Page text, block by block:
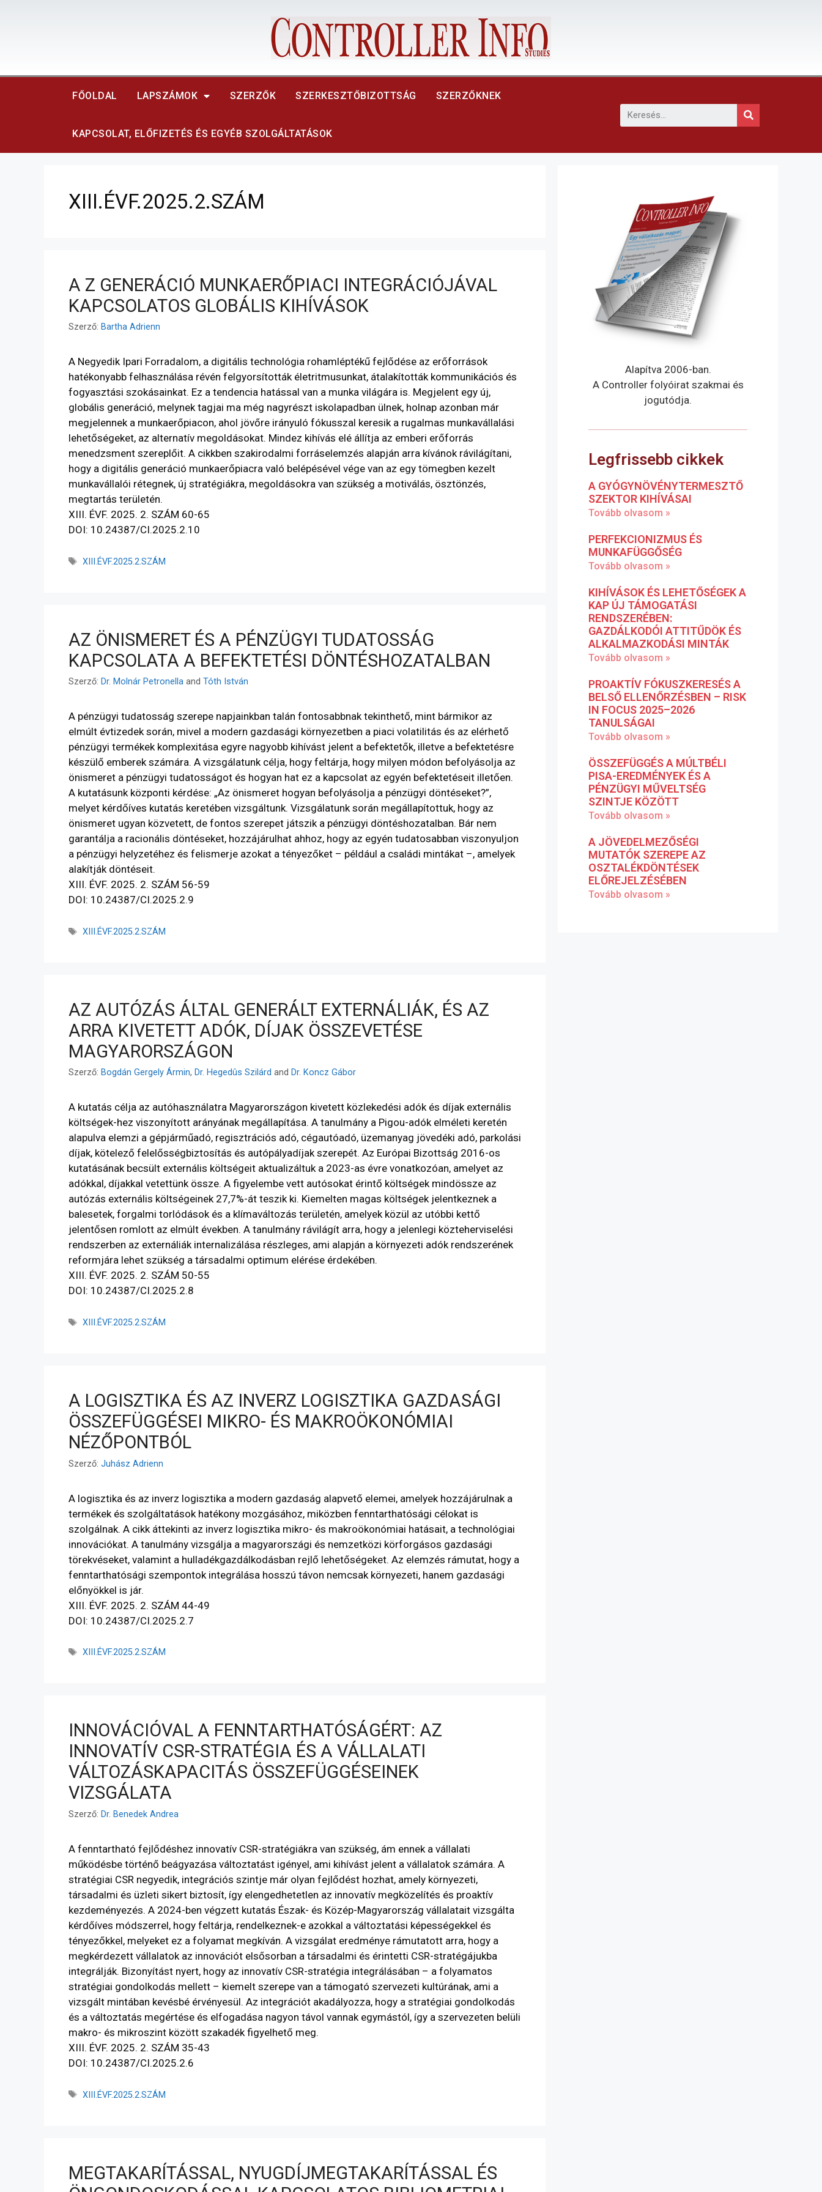
FŐOLDAL LAPSZÁMOK SZERZŐK SZERKESZTŐBIZOTTSÁG SZERZŐKNEK
KAPCSOLAT, ELŐFIZETÉS ÉS EGYÉB SZOLGÁLTATÁSOK
XIII.ÉVF.2025.2.SZÁM
A Z GENERÁCIÓ MUNKAERŐPIACI INTEGRÁCIÓJÁVAL
KAPCSOLATOS GLOBÁLIS KIHÍVÁSOK
Szerző: Bartha Adrienn
A Negyedik Ipari Forradalom, a digitális technológia rohamléptékű fejlődése az erőforrások
hatékonyabb felhasználása révén felgyorsították életritmusunkat, átalakították kommunikációs és
fogyasztási szokásainkat. Ez a tendencia hatással van a munka világára is. Megjelent egy új,
globális generáció, melynek tagjai ma még nagyrészt iskolapadban ülnek, holnap azonban már
megjelennek a munkaerőpiacon, ahol jövőre irányuló fókusszal keresik a rugalmas munkavállalási
lehetőségeket, az alternatív megoldásokat. Mindez kihívás elé állítja az emberi erőforrás
menedzsment szereplőit. A cikkben szakirodalmi forráselemzés alapján arra kívánok rávilágítani,
hogy a digitális generáció munkaerőpiacra való belépésével vége van az egy tömegben kezelt
munkavállalói rétegnek, új stratégiákra, megoldásokra van szükség a motiválás, ösztönzés,
megtartás területén.
XIII. ÉVF. 2025. 2. SZÁM 60-65
DOI: 10.24387/CI.2025.2.10
XIII.ÉVF.2025.2.SZÁM
AZ ÖNISMERET ÉS A PÉNZÜGYI TUDATOSSÁG
KAPCSOLATA A BEFEKTETÉSI DÖNTÉSHOZATALBAN
Szerző: Dr. Molnár Petronella and Tóth István
A pénzügyi tudatosság szerepe napjainkban talán fontosabbnak tekinthető, mint bármikor az
elmúlt évtizedek során, mivel a modern gazdasági környezetben a piaci volatilitás és az elérhető
pénzügyi termékek komplexitása egyre nagyobb kihívást jelent a befektetők, illetve a befektetésre
készülő emberek számára. A vizsgálatunk célja, hogy feltárja, hogy milyen módon befolyásolja az
önismeret a pénzügyi tudatosságot és hogyan hat ez a kapcsolat az egyén befektetéseit illetően.
A kutatásunk központi kérdése: „Az önismeret hogyan befolyásolja a pénzügyi döntéseket?”,
melyet kérdőíves kutatás keretében vizsgáltunk. Vizsgálatunk során megállapítottuk, hogy az
önismeret ugyan közvetett, de fontos szerepet játszik a pénzügyi döntéshozatalban. Bár nem
garantálja a racionális döntéseket, hozzájárulhat ahhoz, hogy az egyén tudatosabban viszonyuljon
a pénzügyi helyzetéhez és felismerje azokat a tényezőket – például a családi mintákat –, amelyek
alakítják döntéseit.
XIII. ÉVF. 2025. 2. SZÁM 56-59
DOI: 10.24387/CI.2025.2.9
XIII.ÉVF.2025.2.SZÁM
AZ AUTÓZÁS ÁLTAL GENERÁLT EXTERNÁLIÁK, ÉS AZ
ARRA KIVETETT ADÓK, DÍJAK ÖSSZEVETÉSE
MAGYARORSZÁGON
Szerző: Bogdán Gergely Ármin, Dr. Hegedûs Szilárd and Dr. Koncz Gábor
A kutatás célja az autóhasználatra Magyarországon kivetett közlekedési adók és díjak externális
költségek-hez viszonyított arányának megállapítása. A tanulmány a Pigou-adók elméleti keretén
alapulva elemzi a gépjárműadó, regisztrációs adó, cégautóadó, üzemanyag jövedéki adó, parkolási
díjak, kötelező felelősségbiztosítás és autópályadíjak szerepét. Az Európai Bizottság 2016-os
kutatásának becsült externális költségeit aktualizáltuk a 2023-as évre vonatkozóan, amelyet az
adókkal, díjakkal vetettünk össze. A figyelembe vett autósokat érintő költségek mindössze az
autózás externális költségeinek 27,7%-át teszik ki. Kiemelten magas költségek jelentkeznek a
balesetek, forgalmi torlódások és a klímaváltozás területén, amelyek közül az utóbbi kettő
jelentősen romlott az elmúlt években. A tanulmány rávilágít arra, hogy a jelenlegi közteherviselési
rendszerben az externáliák internalizálása részleges, ami alapján a környezeti adók rendszerének
reformjára lehet szükség a társadalmi optimum elérése érdekében.
XIII. ÉVF. 2025. 2. SZÁM 50-55
DOI: 10.24387/CI.2025.2.8
XIII.ÉVF.2025.2.SZÁM
A LOGISZTIKA ÉS AZ INVERZ LOGISZTIKA GAZDASÁGI
ÖSSZEFÜGGÉSEI MIKRO- ÉS MAKROÖKONÓMIAI
NÉZŐPONTBÓL
Szerző: Juhász Adrienn
A logisztika és az inverz logisztika a modern gazdaság alapvető elemei, amelyek hozzájárulnak a
termékek és szolgáltatások hatékony mozgásához, miközben fenntarthatósági célokat is
szolgálnak. A cikk áttekinti az inverz logisztika mikro- és makroökonómiai hatásait, a technológiai
innovációkat. A tanulmány vizsgálja a magyarországi és nemzetközi körforgásos gazdasági
törekvéseket, valamint a hulladékgazdálkodásban rejlő lehetőségeket. Az elemzés rámutat, hogy a
fenntarthatósági szempontok integrálása hosszú távon nemcsak környezeti, hanem gazdasági
előnyökkel is jár.
XIII. ÉVF. 2025. 2. SZÁM 44-49
DOI: 10.24387/CI.2025.2.7
XIII.ÉVF.2025.2.SZÁM
INNOVÁCIÓVAL A FENNTARTHATÓSÁGÉRT: AZ
INNOVATÍV CSR-STRATÉGIA ÉS A VÁLLALATI
VÁLTOZÁSKAPACITÁS ÖSSZEFÜGGÉSEINEK
VIZSGÁLATA
Szerző: Dr. Benedek Andrea
A fenntartható fejlődéshez innovatív CSR-stratégiákra van szükség, ám ennek a vállalati
működésbe történő beágyazása változtatást igényel, ami kihívást jelent a vállalatok számára. A
stratégiai CSR negyedik, integrációs szintje már olyan fejlődést hozhat, amely környezeti,
társadalmi és üzleti sikert biztosít, így elengedhetetlen az innovatív megközelítés és proaktív
kezdeményezés. A 2024-ben végzett kutatás Észak- és Közép-Magyarország vállalatait vizsgálta
kérdőíves módszerrel, hogy feltárja, rendelkeznek-e azokkal a változtatási képességekkel és
tényezőkkel, melyeket ez a folyamat megkíván. A vizsgálat eredménye rámutatott arra, hogy a
megkérdezett vállalatok az innovációt elsősorban a társadalmi és érintetti CSR-stratégájukba
integrálják. Bizonyítást nyert, hogy az innovatív CSR-stratégia integrálásában – a folyamatos
stratégiai gondolkodás mellett – kiemelt szerepe van a támogató szervezeti kultúrának, ami a
vizsgált mintában kevésbé érvényesül. Az integrációt akadályozza, hogy a stratégiai gondolkodás
és a változtatás megértése és elfogadása nagyon távol vannak egymástól, így a szervezeten belüli
makro- és mikroszint között szakadék figyelhető meg.
XIII. ÉVF. 2025. 2. SZÁM 35-43
DOI: 10.24387/CI.2025.2.6
XIII.ÉVF.2025.2.SZÁM
MEGTAKARÍTÁSSAL, NYUGDÍJMEGTAKARÍTÁSSAL ÉS
Alapítva 2006-ban.
A Controller folyóirat szakmai és
jogutódja.
Legfrissebb cikkek
A GYÓGYNÖVÉNYTERMESZTŐ
SZEKTOR KIHÍVÁSAI
Tovább olvasom »
PERFEKCIONIZMUS ÉS
MUNKAFÜGGŐSÉG
Tovább olvasom »
KIHÍVÁSOK ÉS LEHETŐSÉGEK A
KAP ÚJ TÁMOGATÁSI
RENDSZERÉBEN:
GAZDÁLKODÓI ATTITŰDÖK ÉS
ALKALMAZKODÁSI MINTÁK
Tovább olvasom »
PROAKTÍV FÓKUSZKERESÉS A
BELSŐ ELLENŐRZÉSBEN – RISK
IN FOCUS 2025–2026
TANULSÁGAI
Tovább olvasom »
ÖSSZEFÜGGÉS A MÚLTBÉLI
PISA-EREDMÉNYEK ÉS A
PÉNZÜGYI MŰVELTSÉG
SZINTJE KÖZÖTT
Tovább olvasom »
A JÖVEDELMEZŐSÉGI
MUTATÓK SZEREPE AZ
OSZTALÉKDÖNTÉSEK
ELŐREJELZÉSÉBEN
Tovább olvasom »